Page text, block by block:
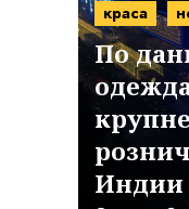
краса
По
Индии